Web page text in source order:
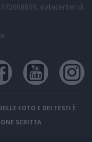
datacenter di
FOTO E DEI TESTI È
SCRITTA